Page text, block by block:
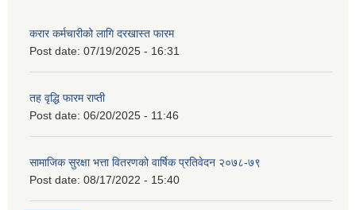
करार कर्मचारीको लागि दरखास्त फारम
Post date: 07/19/2025 - 16:31
तह वृद्धि फारम राप्ती
Post date: 06/20/2025 - 11:46
सामाजिक सुरक्षा भत्ता वितरणको वार्षिक प्रतिवेदन २०७८-७९
Post date: 08/17/2022 - 15:40